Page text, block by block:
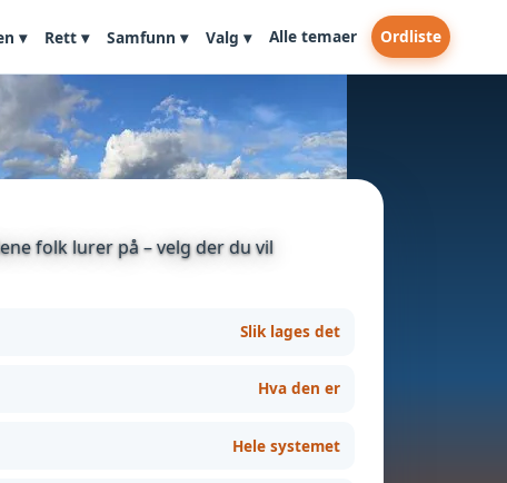
▾ Rett ▾ Samfunn ▾ Valg ▾ Alle temaer Ordliste
folk lurer på – velg der du vil
Slik lages det
Hva den er
Hele systemet